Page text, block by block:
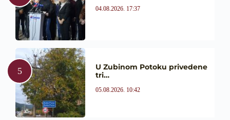
04.08.2026. 17:37
U Zubinom Potoku privedene
tri…
05.08.2026. 10:42